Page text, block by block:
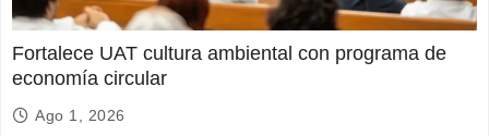
Fortalece UAT cultura ambiental con programa de
economía circular
Ago 1, 2026